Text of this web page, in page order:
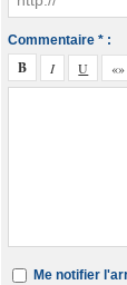
Commentaire * :
Me notifier